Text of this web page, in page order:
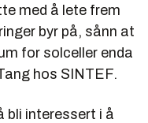
med å lete frem
byr på, sånn at
for solceller enda
hos SINTEF.
bli interessert i å